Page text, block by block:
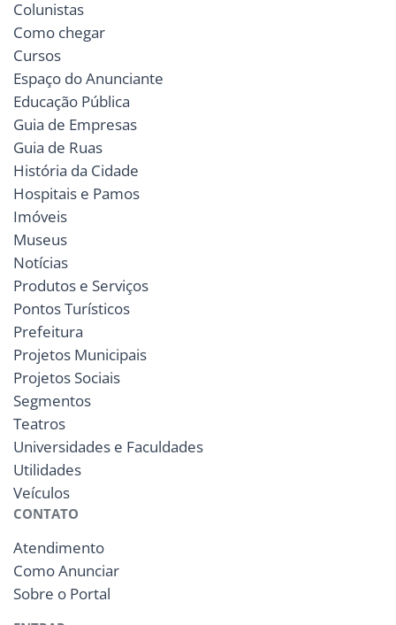
Colunistas
Como chegar
Cursos
Espaço do Anunciante
Educação Pública
Guia de Empresas
Guia de Ruas
História da Cidade
Hospitais e Pamos
Imóveis
Museus
Notícias
Produtos e Serviços
Pontos Turísticos
Prefeitura
Projetos Municipais
Projetos Sociais
Segmentos
Teatros
Universidades e Faculdades
Utilidades
Veículos
CONTATO
Atendimento
Como Anunciar
Sobre o Portal